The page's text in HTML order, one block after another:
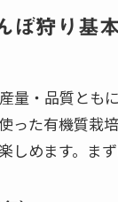
ぼ狩り基
量・品質とも
った有機質栽
しめます。ま